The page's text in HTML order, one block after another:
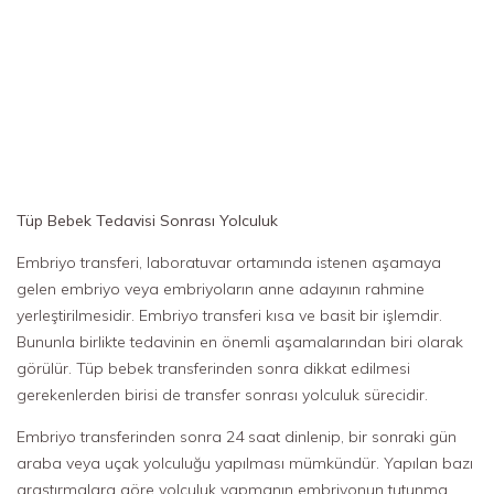
Tüp Bebek Tedavisi Sonrası Yolculuk
Embriyo transferi, laboratuvar ortamında istenen aşamaya
gelen embriyo veya embriyoların anne adayının rahmine
yerleştirilmesidir. Embriyo transferi kısa ve basit bir işlemdir.
Bununla birlikte tedavinin en önemli aşamalarından biri olarak
görülür. Tüp bebek transferinden sonra dikkat edilmesi
gerekenlerden birisi de transfer sonrası yolculuk sürecidir.
Embriyo transferinden sonra 24 saat dinlenip, bir sonraki gün
araba veya uçak yolculuğu yapılması mümkündür. Yapılan bazı
araştırmalara göre yolculuk yapmanın embriyonun tutunma